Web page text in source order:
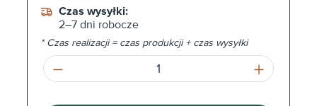
Czas wysyłki:
2–7 dni robocze
* Czas realizacji = czas produkcji + czas wysyłki
Ilość produktu: Wprowadź żądaną